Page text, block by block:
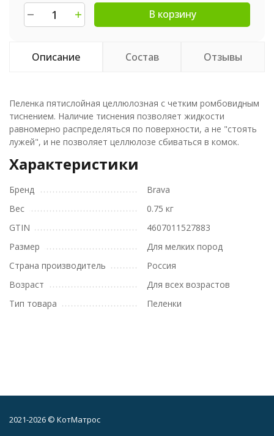
В корзину
Описание Состав Отзывы
Пеленка пятислойная целлюлозная с четким ромбовидным
тиснением. Наличие тиснения позволяет жидкости
равномерно распределяться по поверхности, а не "стоять
лужей", и не позволяет целлюлозе сбиваться в комок.
Характеристики
Бренд
Brava
Вес
0.75 кг
GTIN
4607011527883
Размер
Для мелких пород
Страна производитель
Россия
Возраст
Для всех возрастов
Тип товара
Пеленки
2021-2026 © КотМатрос